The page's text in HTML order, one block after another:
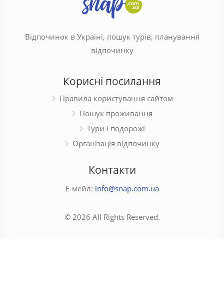
Відпочинок в Україні, пошук турів, планування
відпочинку
Корисні посилання
Правила користування сайтом
Пошук проживання
Тури і подорожі
Організація відпочинку
Контакти
Е-мейл: info@snap.com.ua
© 2026 All Rights Reserved.